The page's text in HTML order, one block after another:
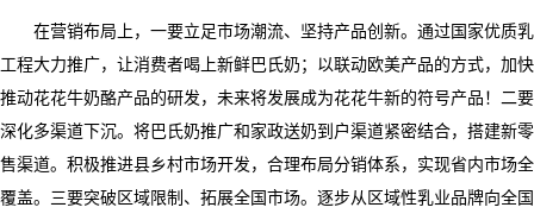
在营销布局上，一要立足市场潮流、坚持产品创新。通过国家优质乳
工程大力推广，让消费者喝上新鲜巴氏奶；以联动欧美产品的方式，加快
推动花花牛奶酪产品的研发，未来将发展成为花花牛新的符号产品！二要
深化多渠道下沉。将巴氏奶推广和家政送奶到户渠道紧密结合，搭建新零
售渠道。积极推进县乡村市场开发，合理布局分销体系，实现省内市场全
覆盖。三要突破区域限制、拓展全国市场。逐步从区域性乳业品牌向全国